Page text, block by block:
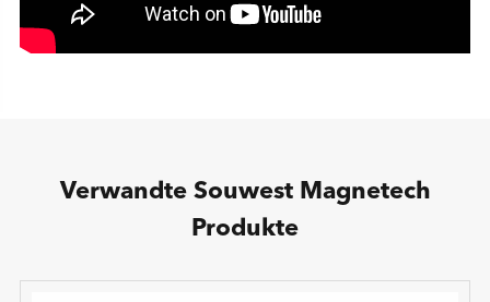
Verwandte Souwest Magnetech
Produkte